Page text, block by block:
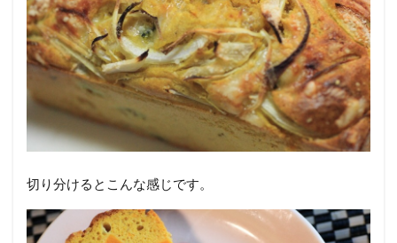
切り分けるとこんな感じです。